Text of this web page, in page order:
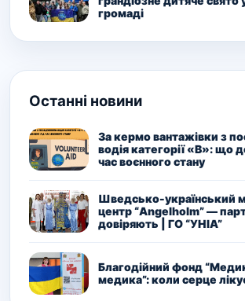
громаді
Останні новини
За кермо вантажівки з
водія категорії «В»: що
час воєнного стану
Шведсько-український
центр “Angelholm” —
довіряють | ГО “УНІА”
Благодійний фонд
медика”: коли серце